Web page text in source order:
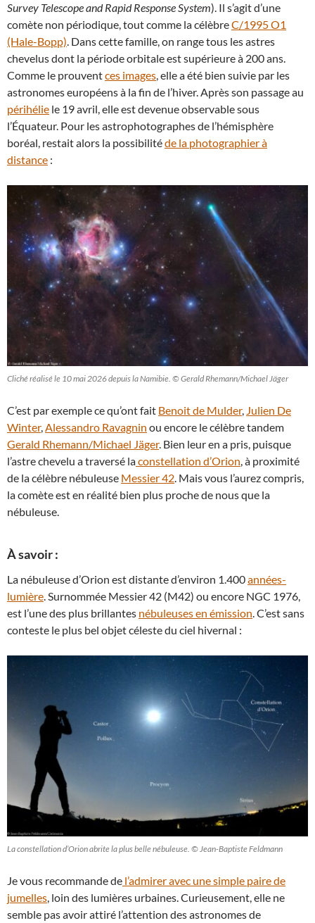
Survey Telescope and Rapid Response System). Il s’agit d’une
comète non périodique, tout comme la célèbreC/1995 O1
(Hale-Bopp). Dans cette famille, on range tous les astres
chevelus dont la période orbitale est supérieure à 200 ans.
Comme le prouventces images, elle a été bien suivie par les
astronomes européens à la fin de l’hiver. Après son passage au
périhélie le 19 avril, elle est devenue observable sous
l’Équateur. Pour les astrophotographes de l’hémisphère
boréal, restait alors la possibilitéde la photographier à
distance :
Cliché réalisé le 10 mai 2026 depuis la Namibie. © Gerald Rhemann/Michael Jäger
C’est par exemple ce qu’ont fait Benoit de Mulder, Julien De
Winter, Alessandro Ravagnin ou encore le célèbre tandem
Gerald Rhemann/Michael Jäger. Bien leur en a pris, puisque
l’astre chevelu a traversé laconstellation d’Orion , à proximité
de la célèbre nébuleuse Messier 42 . Mais vous l’aurez compris,
la comète est en réalité bien plus proche de nous que la
nébuleuse.
À savoir :
La nébuleuse d’Orion est distante d’environ 1.400années-
lumière . Surnommée Messier 42 (M42) ou encore NGC 1976,
est l’une des plus brillantes nébuleuses en émission . C’est sans
conteste le plus bel objet céleste du ciel hivernal :
La constellation d’Orion abrite la plus belle nébuleuse. © Jean-Baptiste Feldmann
Je vous recommande de l’admirer avec une simple paire de
jumelles , loin des lumières urbaines. Curieusement, elle ne
semble pas avoir attiré l’attention des astronomes de